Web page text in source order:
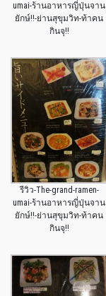
umai-ร้านอาหารญี่ปุ่นจาน
ยักษ์!!-ย่านสุขุมวิท-ท้าคน
กินจุ!!
รีวิว-The-grand-ramen-
umai-ร้านอาหารญี่ปุ่นจาน
ยักษ์!!-ย่านสุขุมวิท-ท้าคน
กินจุ!!